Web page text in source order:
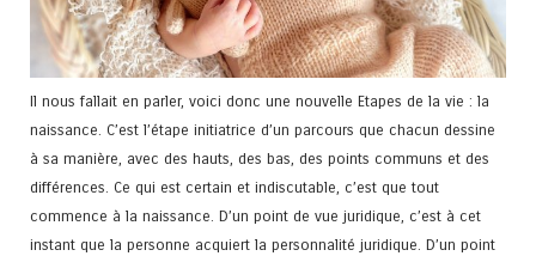
Il nous fallait en parler, voici donc une nouvelle Etapes de la vie : la
naissance. C’est l’étape initiatrice d’un parcours que chacun dessine
à sa manière, avec des hauts, des bas, des points communs et des
différences. Ce qui est certain et indiscutable, c’est que tout
commence à la naissance. D’un point de vue juridique, c’est à cet
instant que la personne acquiert la personnalité juridique. D’un point